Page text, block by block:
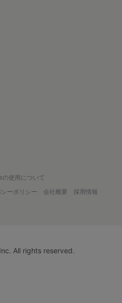
の使用について
ーポリシー 会社概要
採用情報
All rights reserved.